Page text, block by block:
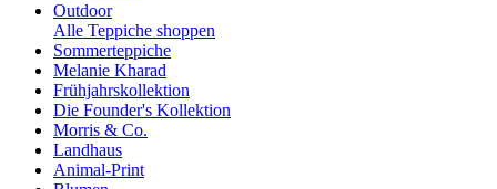
Outdoor
Alle Teppiche shoppen
Sommerteppiche
Melanie Kharad
Frühjahrskollektion
Die Founder's Kollektion
Morris & Co.
Landhaus
Animal-Print